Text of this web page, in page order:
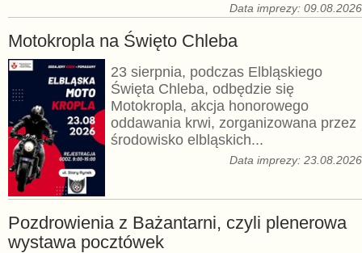
Data imprezy: 09.08.2026
Motokropla na Święto Chleba
23 sierpnia, podczas Elbląskiego
Święta Chleba, odbędzie się
Motokropla, akcja honorowego
oddawania krwi, zorganizowana przez
środowisko elbląskich...
Data imprezy: 23.08.2026
Pozdrowienia z Bażantarni, czyli plenerowa
wystawa pocztówek